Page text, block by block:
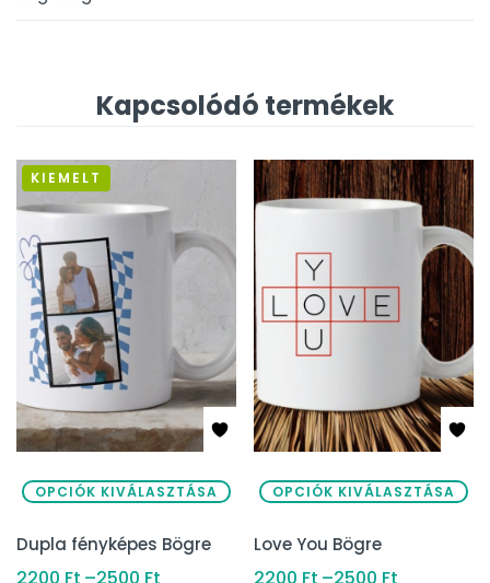
Kapcsolódó termékek
KIEMELT
OPCIÓK KIVÁLASZTÁSA
Dupla fényképes Bögre
2200 Ft –2500 Ft
OPCIÓK KIVÁLASZTÁSA
Love You Bögre
2200 Ft –2500 Ft